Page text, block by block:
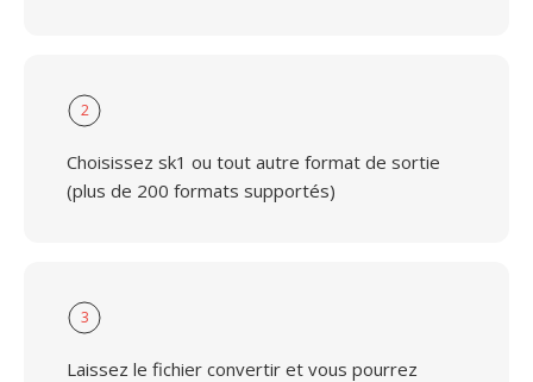
2
Choisissez sk1 ou tout autre format de sortie
(plus de 200 formats supportés)
3
Laissez le fichier convertir et vous pourrez